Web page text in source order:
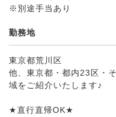
※別途手当あり
勤務地
東京都荒川区
他、東京都・都内23区・
域をご紹介いたします♪
★直行直帰OK★